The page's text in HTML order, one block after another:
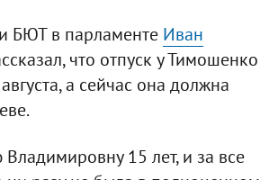
БЮТ в парламенте Иван
что отпуск у Тимошенко
а сейчас она должна
15 лет, и за все